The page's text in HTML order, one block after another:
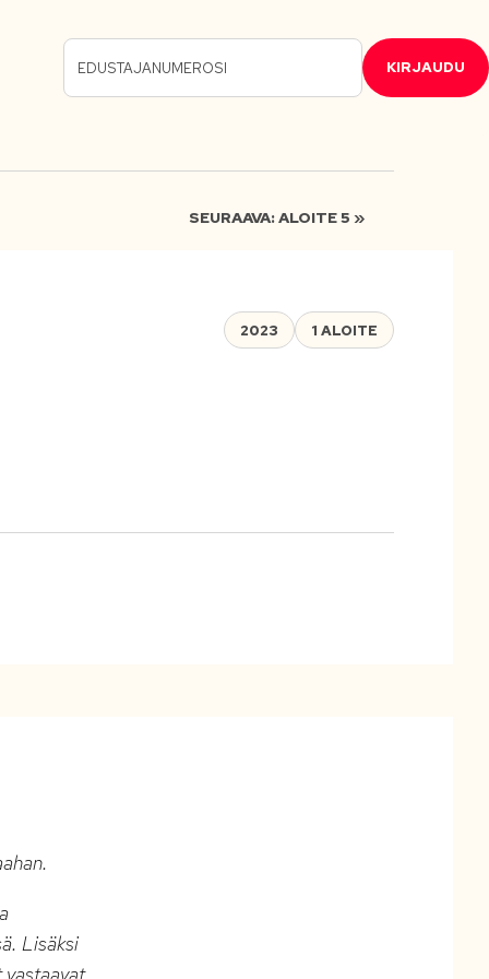
KIRJAUDU
SEURAAVA: ALOITE 5 »
2023 1 ALOITE
Lisäksi